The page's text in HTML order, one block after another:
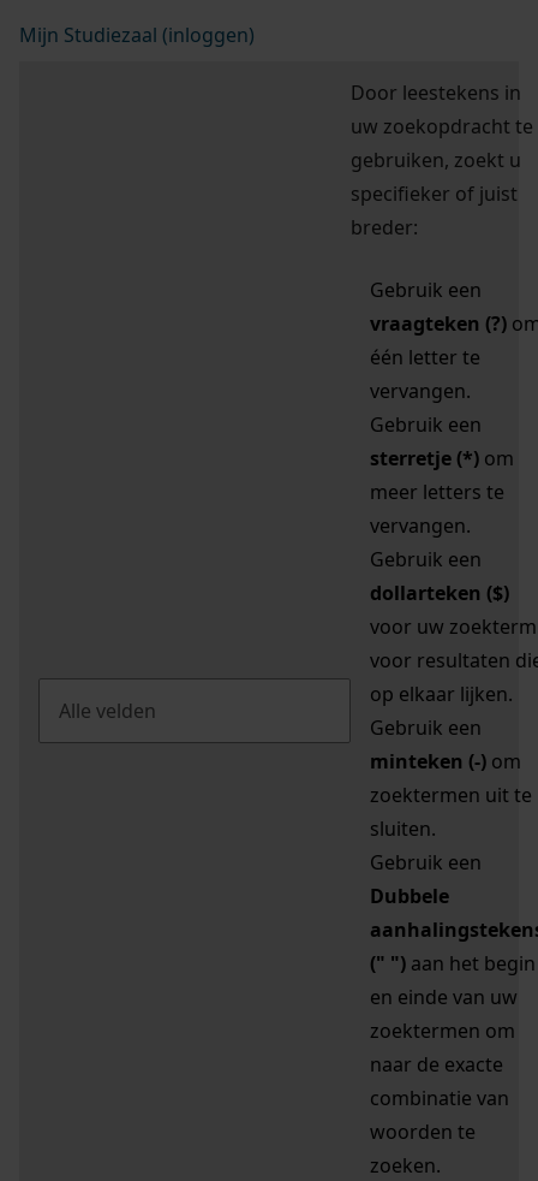
Mijn Studiezaal (inloggen)
Door leestekens in
uw zoekopdracht te
gebruiken, zoekt u
specifieker of juist
breder:
Gebruik een
vraagteken (?)
één letter te
vervangen.
Gebruik een
sterretje (*) om
meer letters te
vervangen.
Gebruik een
dollarteken ($)
voor uw zoekterm
voor resultaten
op elkaar lijken.
Gebruik een
minteken (-) om
zoektermen uit te
sluiten.
Gebruik een
Dubbele
(" ") aan het begin
en einde van uw
zoektermen om
naar de exacte
combinatie van
woorden te
zoeken.